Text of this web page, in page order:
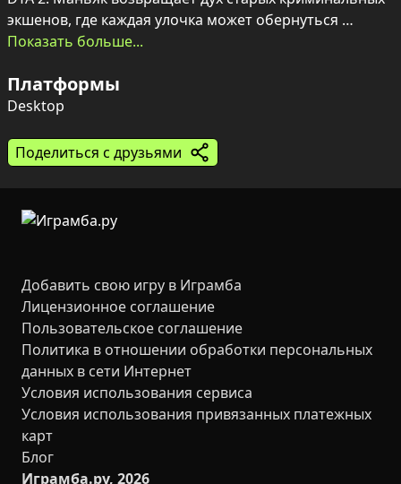
экшенов, где каждая улочка может обернуться
эпической сценой разрушения.
В распоряжении игрока — набор разблокируемых
персонажей и обширный арсенал оружия, а также
автобусов и бульдозеров до полицейских машин и
танков. Автоматическое прицеливание упрощает бой
делает акцент на быстрой и жестокой свободе
действий.
Показать больше...
Платформы
Desktop
Поделиться с друзьями
Добавить свою игру в Играмба
Лицензионное соглашение
Пользовательское соглашение
Политика в отношении обработки персональных
данных в сети Интернет
Условия использования сервиса
Условия использования привязанных платежных
карт
Блог
Играмба.ру, 2026